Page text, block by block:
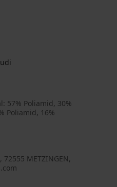
57% Poliamid, 30%
Poliamid, 16%